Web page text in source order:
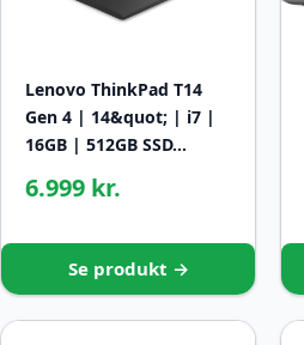
Lenovo ThinkPad T14
Gen 4 | 14&quot; | i7 |
16GB | 512GB SSD…
6.999 kr.
Se produkt →